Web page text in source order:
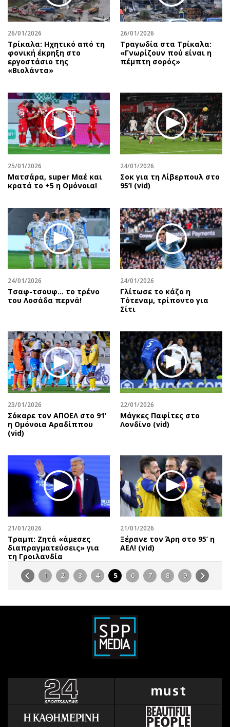
26/01/2026
Τρίκαλα: Ηχητικό από τη
φονική έκρηξη στο
εργοστάσιο της
«Βιολάντα»
26/01/2026
Τραγωδία στα Τρίκαλα:
«Γνωρίζουν πού είναι η
πέμπτη σορός»
25/01/2026
Mατσάρα, super Μαέ και
κρατά το +5 η Ομόνοια!
24/01/2026
Σοκ για τη Λίβερπουλ στο
95’! (vid)
24/01/2026
Τσαφ-τσουφ… το τρένο
του Λοσάδα περνά!
24/01/2026
Γλίτωσε το κάζο η
Τότεναμ, τρίποντο για
Σίτι
23/01/2026
Σόκαρε τον ΑΠΟΕΛ στο 91’
η Ομόνοια Αραδίππου
(vid)
22/01/2026
Μάγκες Παφίτες στο
Λονδίνο (vid)
21/01/2026
Τραμπ: Ζητά «άμεσες
διαπραγματεύσεις» για
τη Γροιλανδία
21/01/2026
Ξέρανε τον Άρη στο 95’ η
ΑΕΛ! (vid)
1 2 3 4 5 6 7 8 9